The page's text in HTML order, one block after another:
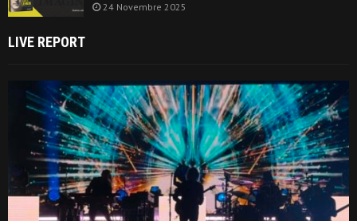
24 Novembre 2025
LIVE REPORT